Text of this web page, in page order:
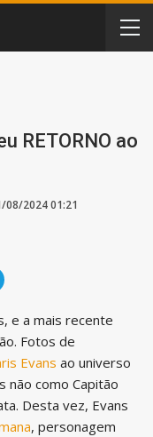
RETORNO ao
08/2024 01:21
e a mais recente
Fotos de
Evans ao universo
não como Capitão
Desta vez, Evans
, personagem